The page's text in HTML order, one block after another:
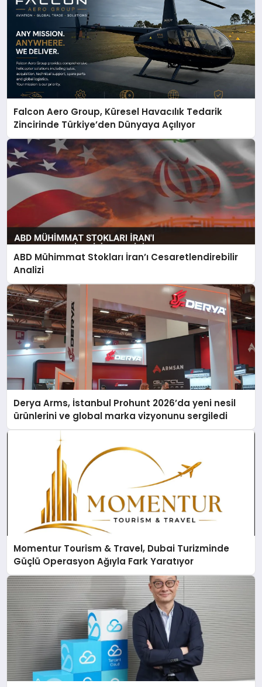
Falcon Aero Group, Küresel Havacılık Tedarik
Zincirinde Türkiye’den Dünyaya Açılıyor
ABD Mühimmat Stokları İran’ı Cesaretlendirebilir
Analizi
Derya Arms, İstanbul Prohunt 2026’da yeni nesil
ürünlerini ve global marka vizyonunu sergiledi
Momentur Tourism & Travel, Dubai Turizminde
Güçlü Operasyon Ağıyla Fark Yaratıyor